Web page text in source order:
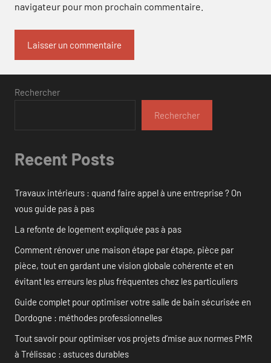
navigateur pour mon prochain commentaire.
Rechercher
Rechercher
Recent Posts
Travaux intérieurs : quand faire appel à une entreprise ? On
vous guide pas à pas
La refonte de logement expliquée pas à pas
Comment rénover une maison étape par étape, pièce par
pièce, tout en gardant une vision globale cohérente et en
évitant les erreurs les plus fréquentes chez les particuliers
Guide complet pour optimiser votre salle de bain sécurisée en
Dordogne : méthodes professionnelles
Tout savoir pour optimiser vos projets d’mise aux normes PMR
à Trélissac : astuces durables